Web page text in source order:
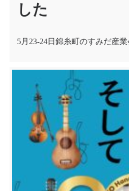
した
5月23-24日錦糸町のすみだ産